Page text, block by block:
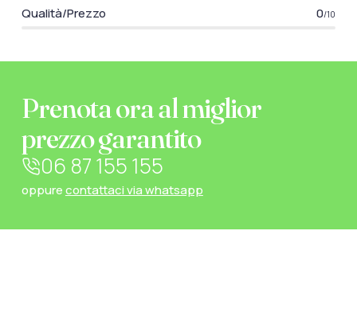
Qualità/Prezzo 0/10
Prenota ora al miglior
prezzo garantito
06 87 155 155
oppurecontattaci via whatsapp